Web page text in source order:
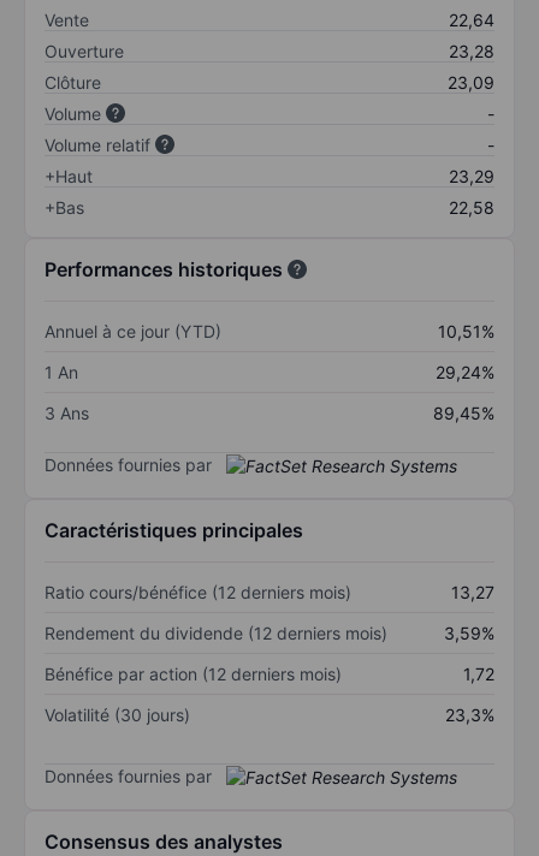
Vente
22,64
Ouverture
23,28
Clôture
23,09
Volume
-
Volume relatif
-
+Haut
23,29
+Bas
22,58
Performances historiques
Annuel à ce jour (YTD)
10,51%
1 An
29,24%
3 Ans
89,45%
Données fournies par
Caractéristiques principales
Ratio cours/bénéfice (12 derniers mois)
13,27
Rendement du dividende (12 derniers mois)
3,59%
Bénéfice par action (12 derniers mois)
1,72
Volatilité (30 jours)
23,3%
Données fournies par
Consensus des analystes